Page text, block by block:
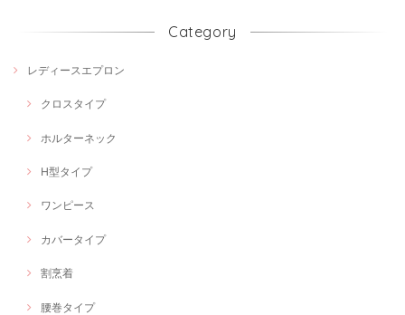
Category
レディースエプロン
クロスタイプ
ホルターネック
H型タイプ
ワンピース
カバータイプ
割烹着
腰巻タイプ